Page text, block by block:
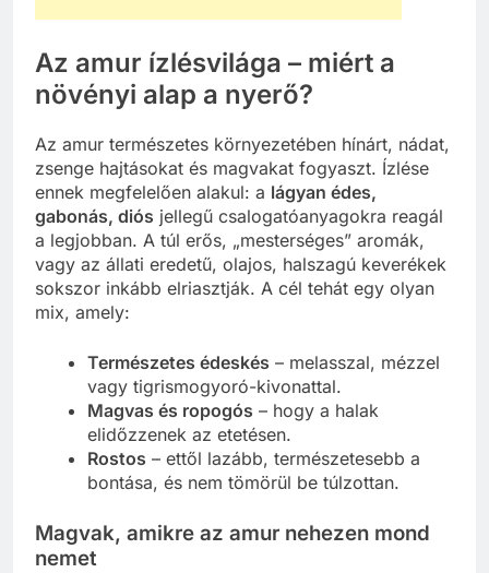
Az amur ízlésvilága – miért a
növényi alap a nyerő?
Az amur természetes környezetében hínárt, nádat,
zsenge hajtásokat és magvakat fogyaszt. Ízlése
ennek megfelelően alakul: a lágyan édes,
gabonás, diós jellegű csalogatóanyagokra reagál
a legjobban. A túl erős, „mesterséges” aromák,
vagy az állati eredetű, olajos, halszagú keverékek
sokszor inkább elriasztják. A cél tehát egy olyan
mix, amely:
Természetes édeskés – melasszal, mézzel
vagy tigrismogyoró-kivonattal.
Magvas és ropogós – hogy a halak
elidőzzenek az etetésen.
Rostos – ettől lazább, természetesebb a
bontása, és nem tömörül be túlzottan.
Magvak, amikre az amur nehezen mond
nemet